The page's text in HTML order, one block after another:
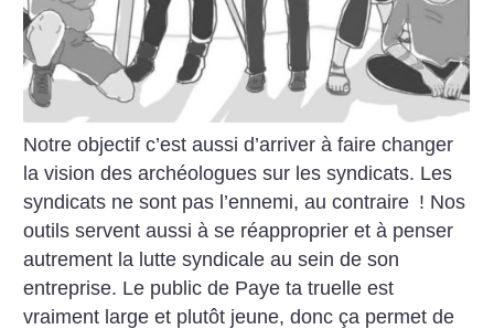
Notre objectif c’est aussi d’arriver à faire changer
la vision des archéologues sur les syndicats. Les
syndicats ne sont pas l’ennemi, au contraire ! Nos
outils servent aussi à se réapproprier et à penser
autrement la lutte syndicale au sein de son
entreprise. Le public de Paye ta truelle est
vraiment large et plutôt jeune, donc ça permet de